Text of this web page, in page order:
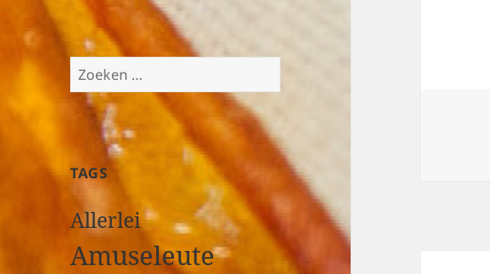
Z
o
e
n
n
a
r
TAGS
Allerlei
Amuseleute